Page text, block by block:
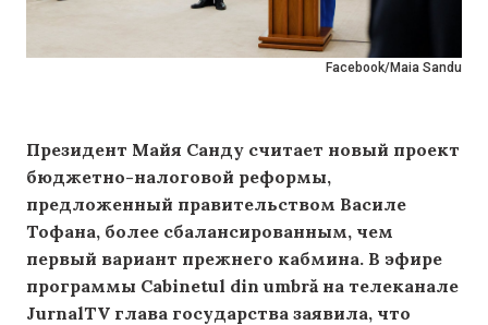
Facebook/Maia Sandu
Президент Майя Санду считает новый проект
бюджетно-налоговой реформы,
предложенный правительством Василе
Тофана, более сбалансированным, чем
первый вариант прежнего кабмина. В эфире
программы Cabinetul din umbră на телеканале
JurnalTV глава государства заявила, что